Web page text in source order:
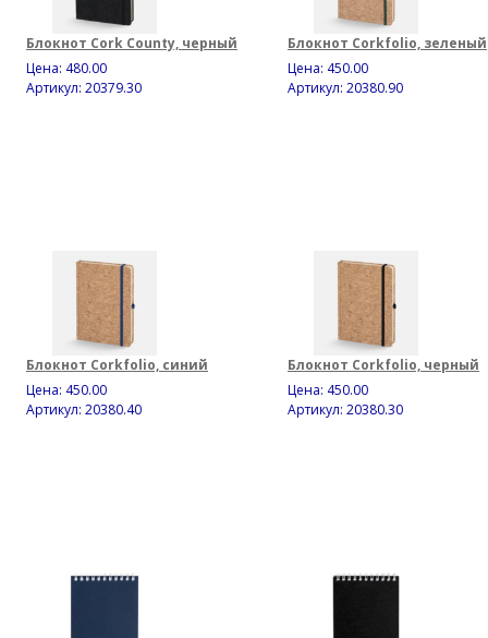
Блокнот Cork County, черный
Цена: 480.00
Артикул: 20379.30
Блокнот Corkfolio, зеленый
Цена: 450.00
Артикул: 20380.90
Блокнот Corkfolio, синий
Цена: 450.00
Артикул: 20380.40
Блокнот Corkfolio, черный
Цена: 450.00
Артикул: 20380.30